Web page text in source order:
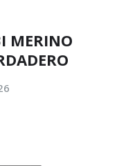
MERINO